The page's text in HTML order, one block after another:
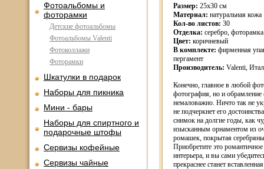
Фотоальбомы и
фоторамки
Детские фотоальбомы
Фотоальбомы Valenti
Фотоколлажи
Фоторамки
Шкатулки в подарок
Наборы для пикника
Мини - бары
Наборы для спиртного и
подарочные штофы
Сервизы кофейные
Сервизы чайные
Размер: 25х30 см
Материал: натуральная кожа
Кол-во листов: 30
Отделка: серебро, фоторамка
Цвет: коричневый
В комплекте: фирменная
пергамент
Производитель: Valenti,
Конечно, главное в любой
фотография, но и обрамление
немаловажно. Ничто так не
не подчеркнет его
снимок на долгие годы, как
изысканным орнаментом из
ромашек, покрытая
Приобретите это
интерьера, и вы сами
прекраснее станет